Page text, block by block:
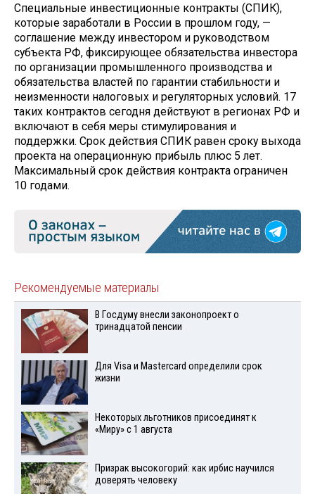
Специальные инвестиционные контракты (СПИК),
которые заработали в России в прошлом году, —
соглашение между инвестором и руководством
субъекта РФ, фиксирующее обязательства инвестора
по организации промышленного производства и
обязательства властей по гарантии стабильности и
неизменности налоговых и регуляторных условий. 17
таких контрактов сегодня действуют в регионах РФ и
включают в себя меры стимулирования и
поддержки. Срок действия СПИК равен сроку выхода
проекта на операционную прибыль плюс 5 лет.
Максимальный срок действия контракта ограничен
10 годами.
Рекомендуемые материалы
В Госдуму внесли законопроект о
тринадцатой пенсии
Для Visа и Mastercard определили срок
жизни
Некоторых льготников присоединят к
«Миру» с 1 августа
Призрак высокогорий: как ирбис научился
доверять человеку